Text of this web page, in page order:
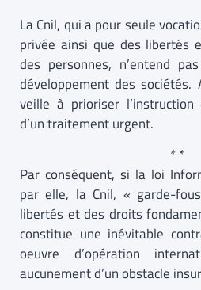
La Cnil, qui a pour seule
privée ainsi que des libertés
des personnes, n’entend
développement des sociétés.
veille à prioriser
d’un traitement urgent.
* *
Par conséquent, si la loi
par elle, la Cnil, « garde-
libertés et des droits
constitue une inévitable
oeuvre d’opération
aucunement d’un obstacle